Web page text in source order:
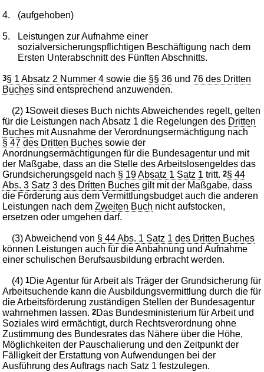
4. (aufgehoben)
5.
Leistungen zur Aufnahme einer
sozialversicherungspflichtigen Beschäftigung nach dem
Ersten Unterabschnitt des Fünften Abschnitts.
3§ 1 Absatz 2 Nummer 4 sowie die §§ 36 und76 des Dritten
Buches sind entsprechend anzuwenden.
(2)1Soweit dieses Buch nichts Abweichendes regelt, gelten
für die Leistungen nach Absatz 1 die Regelungen des Dritten
Buches mit Ausnahme der Verordnungsermächtigung nach
§ 47 des Dritten Buches sowie der
Anordnungsermächtigungen für die Bundesagentur und mit
der Maßgabe, dass an die Stelle des Arbeitslosengeldes das
Grundsicherungsgeld nach § 19 Absatz 1 Satz 1 tritt.2§ 44
Abs. 3 Satz 3 des Dritten Buches gilt mit der Maßgabe, dass
die Förderung aus dem Vermittlungsbudget auch die anderen
Leistungen nach demZweiten Buch nicht aufstocken,
ersetzen oder umgehen darf.
(3) Abweichend von § 44 Abs. 1 Satz 1 des Dritten Buches
können Leistungen auch für die Anbahnung und Aufnahme
einer schulischen Berufsausbildung erbracht werden.
(4)1Die Agentur für Arbeit als Träger der Grundsicherung für
Arbeitsuchende kann die Ausbildungsvermittlung durch die für
die Arbeitsförderung zuständigen Stellen der Bundesagentur
wahrnehmen lassen.2Das Bundesministerium für Arbeit und
Soziales wird ermächtigt, durch Rechtsverordnung ohne
Zustimmung des Bundesrates das Nähere über die Höhe,
Möglichkeiten der Pauschalierung und den Zeitpunkt der
Fälligkeit der Erstattung von Aufwendungen bei der
Ausführung des Auftrags nach Satz 1 festzulegen.